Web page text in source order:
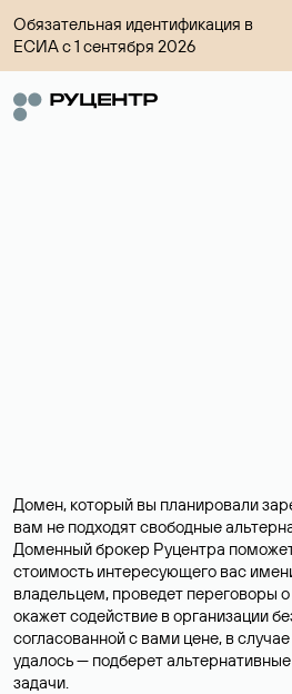
Обязательная идентификация в
ЕСИА с 1 сентября 2026
Домен, который вы планировали
вам не подходят свободные
Доменный брокер Руцентра
стоимость интересующего вас
владельцем, проведет переговоры
окажет содействие в организации
согласованной с вами цене, в
удалось — подберет
задачи.